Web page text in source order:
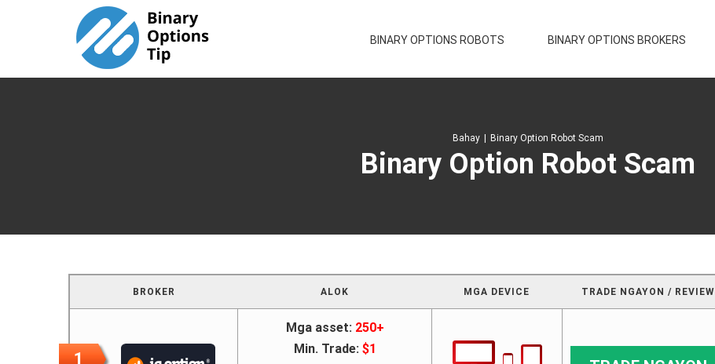
BINARY OPTIONS ROBOTS BINARY OPTIONS BROKERS
Bahay Binary Option Robot Scam
Binary Option Robot Scam
BROKER ALOK MGA DEVICE TRADE NGAYON / REVIEW
1
Mga asset:250+
Min. Trade: $1